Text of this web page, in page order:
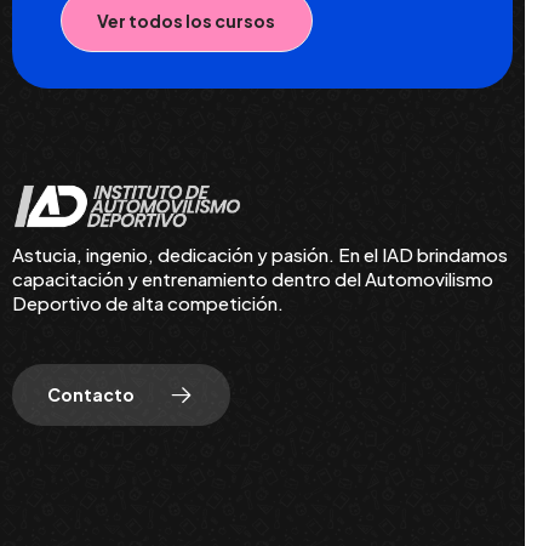
Ver todos los cursos
Astucia, ingenio, dedicación y pasión. En el IAD brindamos
capacitación y entrenamiento dentro del Automovilismo
Deportivo de alta competición.
Contacto